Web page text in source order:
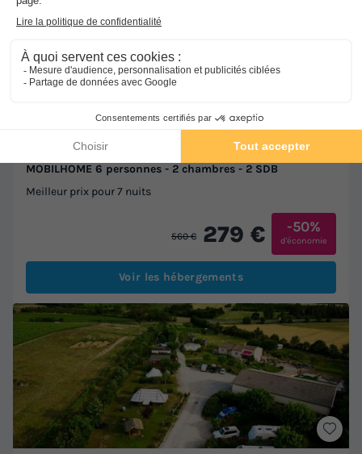
Village des Bons-Hommes au Pré Cathare
Lavelanet]0, 1[ (38,5 m de Rennes les Bains) | [1, Inf[ (38,5
km de Rennes les Bains)
Avis clients
MOBILHOME 6 personnes - 2 chambres - 2 SDB
Meilleur prix pour 7 nuits
560 € 279 € -50%
d'économie
Voir les hébergements